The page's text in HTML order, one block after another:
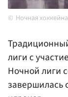
Ночная
лиги с
Ночной лиги
завершилась